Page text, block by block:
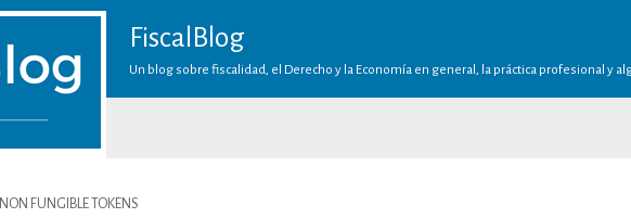
FiscalBlog
Un blog sobre fiscalidad, el Derecho y la Economía en general, la práctica profesional y
NON FUNGIBLE TOKENS